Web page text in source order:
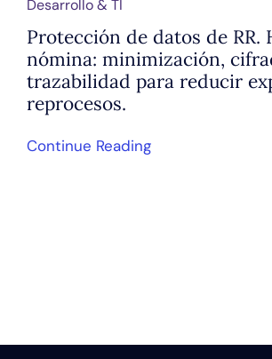
Desarrollo & TI
Protección de datos de RR.
nómina: minimización,
trazabilidad para reducir
reprocesos.
Continue Reading